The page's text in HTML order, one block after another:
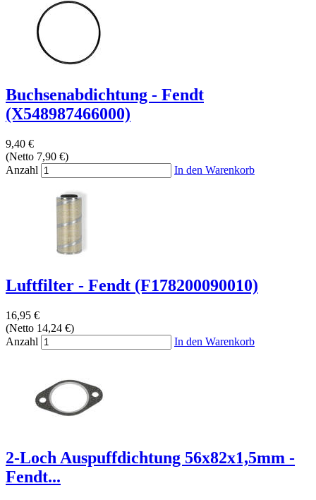
Buchsenabdichtung - Fendt
(X548987466000)
9,40 €
(Netto 7,90 €)
Anzahl
In den Warenkorb
Luftfilter - Fendt (F178200090010)
16,95 €
(Netto 14,24 €)
Anzahl
In den Warenkorb
2-Loch Auspuffdichtung 56x82x1,5mm -
Fendt...